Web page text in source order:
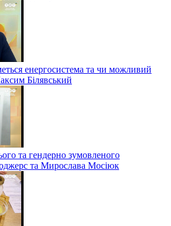
енергосистема та чи можливий
Білявський
та гендерно зумовленого
та Мирослава Мосіюк